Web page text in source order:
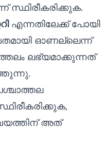
എന്നതിലേക്ക് പോയി
ഓണല്ലെന്ന്
ലഭ്യമാക്കുന്നത്
അത്